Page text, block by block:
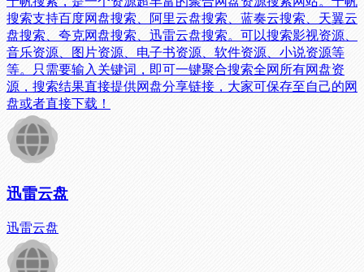
搜索支持百度网盘搜索、阿里云盘搜索、蓝奏云搜索、天翼云
盘搜索、夸克网盘搜索、迅雷云盘搜索。可以搜索影视资源、
音乐资源、图片资源、电子书资源、软件资源、小说资源等
等。只需要输入关键词，即可一键聚合搜索全网所有网盘资
源，搜索结果直接提供网盘分享链接，大家可保存至自己的网
盘或者直接下载！
迅雷云盘
迅雷云盘